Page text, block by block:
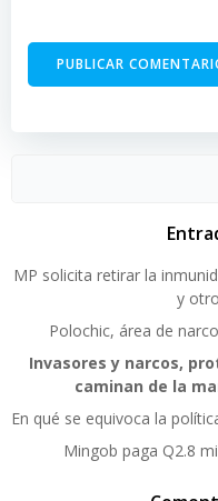
MP solicita retirar la
y
Polochic, área de
Invasores y narcos,
caminan de la
En qué se equivoca la
Mingob paga Q2.8